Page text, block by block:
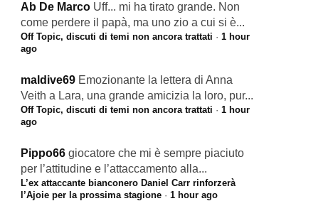
Ab De Marco Uff... mi ha tirato grande. Non
come perdere il papà, ma uno zio a cui si è...
Off Topic, discuti di temi non ancora trattati · 1 hour
ago
maldive69 Emozionante la lettera di Anna
Veith a Lara, una grande amicizia la loro, pur...
Off Topic, discuti di temi non ancora trattati · 1 hour
ago
Pippo66 giocatore che mi è sempre piaciuto
per l’attitudine e l’attaccamento alla...
L’ex attaccante bianconero Daniel Carr rinforzerà
l’Ajoie per la prossima stagione · 1 hour ago